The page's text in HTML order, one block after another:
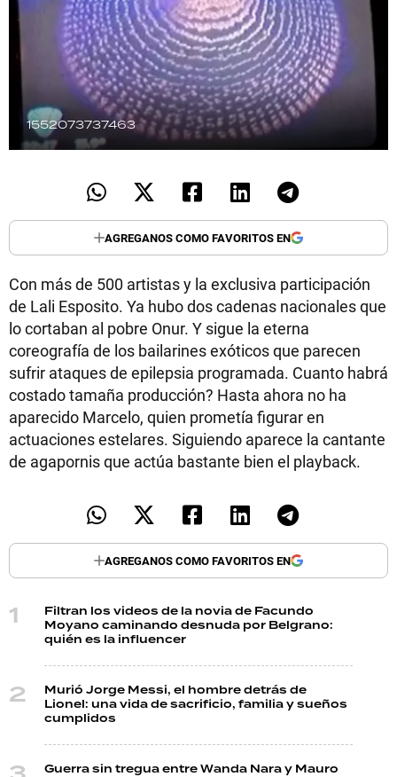
1552073737463
AGREGANOS COMO FAVORITOS EN
Con más de 500 artistas y la exclusiva participación
de Lali Esposito. Ya hubo dos cadenas nacionales que
lo cortaban al pobre Onur. Y sigue la eterna
coreografía de los bailarines exóticos que parecen
sufrir ataques de epilepsia programada. Cuanto habrá
costado tamaña producción? Hasta ahora no ha
aparecido Marcelo, quien prometía figurar en
actuaciones estelares. Siguiendo aparece la cantante
de agapornis que actúa bastante bien el playback.
AGREGANOS COMO FAVORITOS EN
Filtran los videos de la novia de Facundo
Moyano caminando desnuda por Belgrano:
quién es la influencer
Murió Jorge Messi, el hombre detrás de
Lionel: una vida de sacrificio, familia y sueños
cumplidos
Guerra sin tregua entre Wanda Nara y Mauro
TECNOLOGÍA
RECETAS
PALABRAS